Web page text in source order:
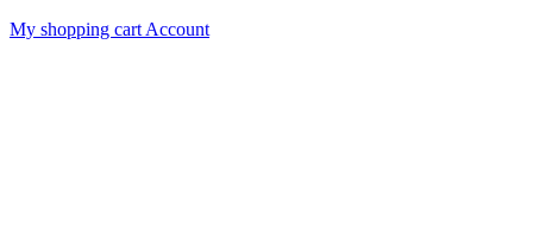
My shopping cart Account